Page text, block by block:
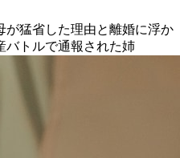
が猛省した理由と離婚に浮か
バトルで通報された姉